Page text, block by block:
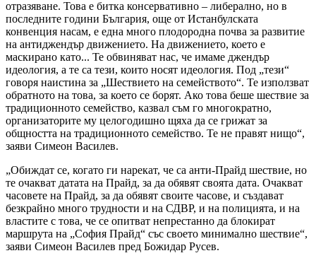
отразяване. Това е битка консервативно – либерално, но в
последните години България, още от Истанбулската
конвенция насам, е една много плодородна почва за развитие
на антиджендър движението. На движението, което е
маскирано като... Те обвиняват нас, че имаме джендър
идеология, а те са тези, които носят идеология. Под „тези“
говоря наистина за „Шествието на семейството“. Те използват
обратното на това, за което се борят. Ако това беше шествие за
традиционното семейство, казвал съм го многократно,
организаторите му целогодишно щяха да се грижат за
общността на традиционното семейство. Те не правят нищо“,
заяви Симеон Василев.
„Обиждат се, когато ги нарекат, че са анти-Прайд шествие, но
те очакват датата на Прайд, за да обявят своята дата. Очакват
часовете на Прайд, за да обявят своите часове, и създават
безкрайно много трудности и на СДВР, и на полицията, и на
властите с това, че се опитват непрестанно да блокират
маршрута на „София Прайд“ със своето минимално шествие“,
заяви Симеон Василев пред Божидар Русев.